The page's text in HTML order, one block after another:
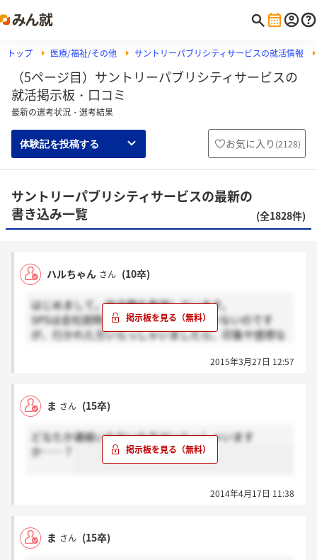
トップ 医療/福祉/その他 サントリーパブリシティサービスの就活情報
（5ページ目）サントリーパブリシティサービスの
就活掲示板・口コミ
最新の選考状況・選考結果
体験記を投稿する お気に入り (2128)
サントリーパブリシティサービスの最新の
書き込み一覧
(全1828件)
ハルちゃん さん (10卒)
はじめまして。総合職を希望しています。
SPSは会社説明会も満席で参加できていないのです
が、行かれた方いらっしゃいましたら、印象や感想な
2015年3月27日 12:57
ま さん (15卒)
どなたか連絡いただいた方はいらっしゃいます
か……？
2014年4月17日 11:38
ま さん (15卒)